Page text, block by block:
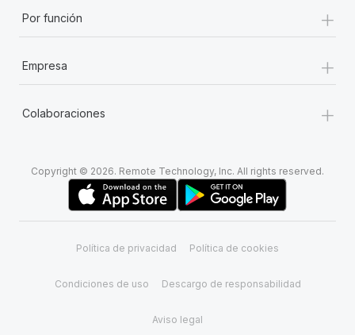
Por función +
Empresa +
Colaboraciones +
Copyright © 2026. Remote Technology, Inc. All rights reserved.
Política de privacidad Política de cookies
Condiciones de uso Descargo de responsabilidad
Aviso legal